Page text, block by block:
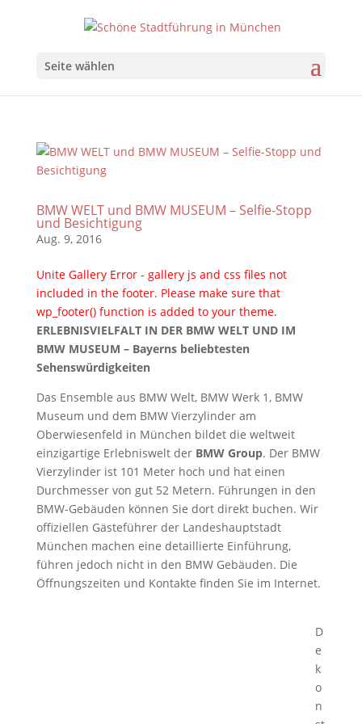
Seite wählen
BMW WELT und BMW MUSEUM – Selfie-Stopp
und Besichtigung
Aug. 9, 2016
Unite Gallery Error - gallery js and css files not
included in the footer. Please make sure that
wp_footer() function is added to your theme.
ERLEBNISVIELFALT IN DER BMW WELT UND IM
BMW MUSEUM – Bayerns beliebtesten
Sehenswürdigkeiten
Das Ensemble aus BMW Welt, BMW Werk 1, BMW
Museum und dem BMW Vierzylinder am
Oberwiesenfeld in München bildet die weltweit
einzigartige Erlebniswelt der BMW Group. Der BMW
Vierzylinder ist 101 Meter hoch und hat einen
Durchmesser von gut 52 Metern. Führungen in den
BMW-Gebäuden können Sie dort direkt buchen. Wir
offiziellen Gästeführer der Landeshauptstadt
München machen eine detaillierte Einführung,
führen jedoch nicht in den BMW Gebäuden. Die
Öffnungszeiten und Kontakte finden Sie im Internet.
D
e
k
o
n